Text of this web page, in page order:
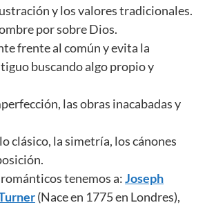
y los valores tradicionales.
por sobre Dios.
frente al común y evita la
buscando algo propio y
las obras inacabadas y
clásico, la simetría, los cánones
tenemos a:Joseph
(Nace en 1775 en Londres),